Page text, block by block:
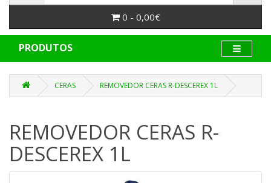
0 - 0,00€
PRODUTOS
CERAS REMOVEDOR CERAS R-DESCEREX 1L
REMOVEDOR CERAS R-
DESCEREX 1L